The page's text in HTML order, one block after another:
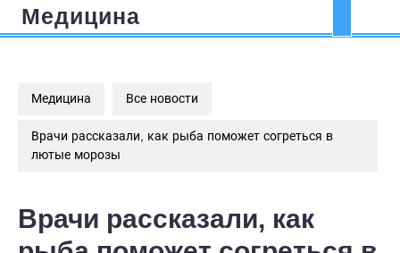
ПерейтиМедицина
Медицина Все новости
Врачи рассказали, как рыба поможет согреться в
лютые морозы
Врачи рассказали, как